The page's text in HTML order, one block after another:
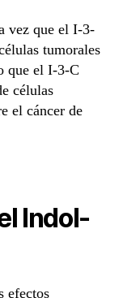
vez que el I-3-
tumorales
que el I-3-C
células
el cáncer de
Indol-
efectos